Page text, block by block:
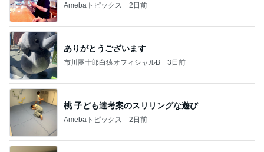
Amebaトピックス 2日前
ありがとうございます
市川團十郎白猿オフィシャルB 3日前
桃 子ども達考案のスリリングな遊び
Amebaトピックス 2日前